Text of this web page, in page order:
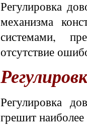
Регулировка
механизма
системами,
отсутствие
Регулировка
грешит